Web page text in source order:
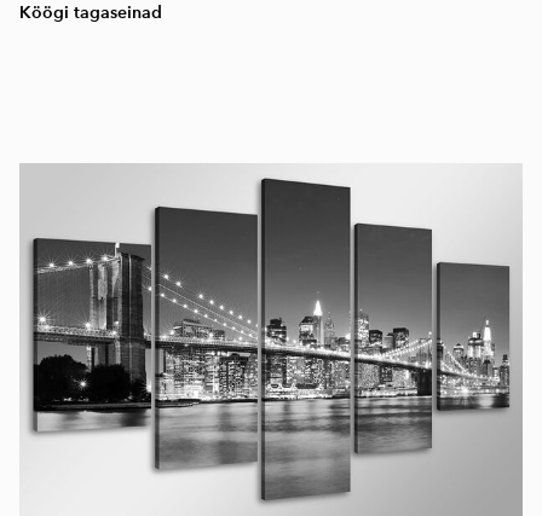
Köögi tagaseinad